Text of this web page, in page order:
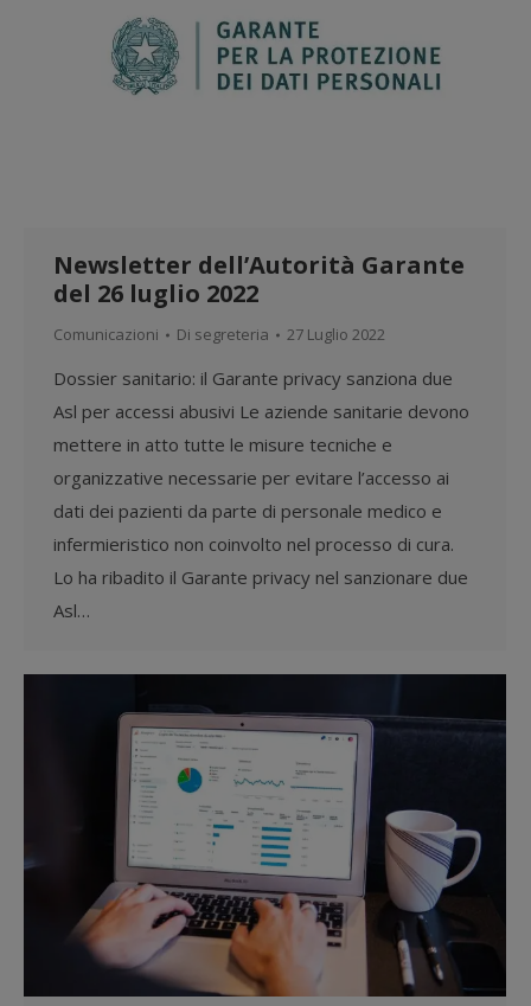
Newsletter dell’Autorità Garante
del 26 luglio 2022
Comunicazioni Di segreteria 27 Luglio 2022
Dossier sanitario: il Garante privacy sanziona due
Asl per accessi abusivi Le aziende sanitarie devono
mettere in atto tutte le misure tecniche e
organizzative necessarie per evitare l’accesso ai
dati dei pazienti da parte di personale medico e
infermieristico non coinvolto nel processo di cura.
Lo ha ribadito il Garante privacy nel sanzionare due
Asl…